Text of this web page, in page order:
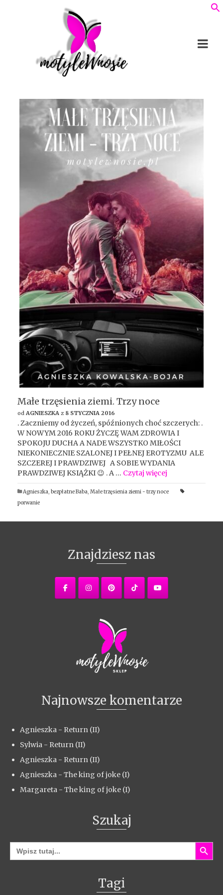
Małe trzęsienia ziemi. Trzy noce
od AGNIESZKA z 8 STYCZNIA 2016
. Zaczniemy od życzeń, spóźnionych choć szczerych: .
W NOWYM 2016 ROKU ŻYCZĘ WAM ZDROWIA I
SPOKOJU DUCHA A NADE WSZYSTKO MIŁOŚCI
NIEKONIECZNIE SZALONEJ I PEŁNEJ EROTYZMU ALE
SZCZEREJ I PRAWDZIWEJ A SOBIE WYDANIA
PRAWDZIWEJ KSIĄŻKI 😉 . A … Czytaj więcej
Agnieszka, bezpłatne Baba, Małe trzęsienia ziemi - trzy noce
porwanie
Znajdziesz nas
Najnowsze komentarze
Agnieszka - Return (II)
Sylwia - Return (II)
Agnieszka - Return (II)
Agnieszka - The king of joke (I)
Margareta - The king of joke (I)
Szukaj
Search
for:
Search Button
Tagi